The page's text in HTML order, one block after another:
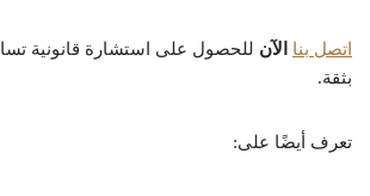
اتصل بنا الآن للحصول على استشارة قانونية
بثقة.
تعرف أيضًا على: